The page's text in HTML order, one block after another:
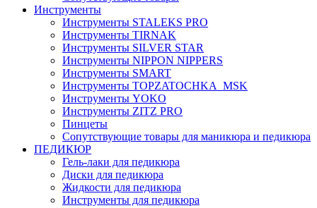
Инструменты
Инструменты STALEKS PRO
Инструменты TIRNAK
Инструменты SILVER STAR
Инструменты NIPPON NIPPERS
Инструменты SMART
Инструменты TOPZATOCHKA_MSK
Инструменты YOKO
Инструменты ZITZ PRO
Пинцеты
Сопутствующие товары для маникюра и педикюра
ПЕДИКЮР
Гель-лаки для педикюра
Диски для педикюра
Жидкости для педикюра
Инструменты для педикюра